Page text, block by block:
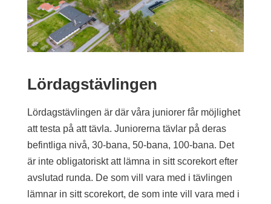
Lördagstävlingen
Lördagstävlingen är där våra juniorer får möjlighet
att testa på att tävla. Juniorerna tävlar på deras
befintliga nivå, 30-bana, 50-bana, 100-bana. Det
är inte obligatoriskt att lämna in sitt scorekort efter
avslutad runda. De som vill vara med i tävlingen
lämnar in sitt scorekort, de som inte vill vara med i